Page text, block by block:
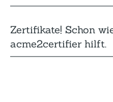
Zertifikate! Schon
acme2certifier hilft.